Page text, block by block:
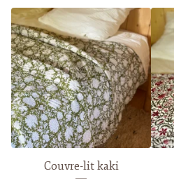
Couvre-lit kaki